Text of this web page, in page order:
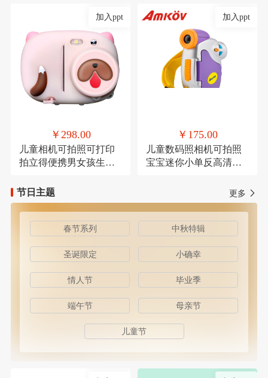
加入ppt
￥298.00
儿童相机可拍照可打印
拍立得便携男女孩生日
加入ppt
￥175.00
儿童数码照相机可拍照
宝宝迷你小单反高清卡
节日主题
更多
春节系列 中秋特辑
圣诞限定 小确幸
情人节 毕业季
端午节 母亲节
儿童节